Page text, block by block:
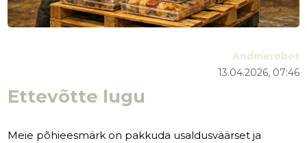
Ettevõtte lugu
13.04.2026, 07:46
Andmerobot
Meie põhieesmärk on pakkuda usaldusväärset ja